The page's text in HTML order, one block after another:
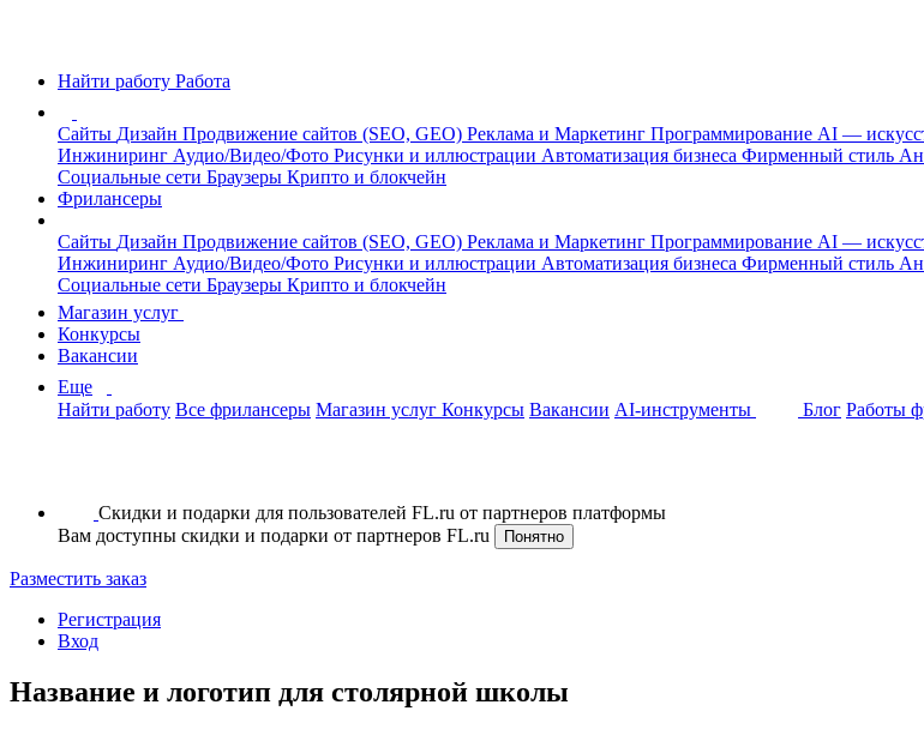
Найти работу Работа
Сайты Дизайн Продвижение сайтов (SEO, GEO) Реклама и Маркетинг Программирование AI —
Инжиниринг Аудио/Видео/Фото Рисунки и иллюстрации Автоматизация бизнеса Фирменный стиль
Социальные сети Браузеры Крипто и блокчейн
Фрилансеры
Сайты Дизайн Продвижение сайтов (SEO, GEO) Реклама и Маркетинг Программирование AI —
Инжиниринг Аудио/Видео/Фото Рисунки и иллюстрации Автоматизация бизнеса Фирменный стиль
Социальные сети Браузеры Крипто и блокчейн
Магазин услуг
Конкурсы
Вакансии
Еще
Найти работу Все фрилансеры Магазин услуг Конкурсы Вакансии AI-инструменты Блог Работы
Скидки и подарки для пользователей FL.ru от партнеров платформы
Вам доступны скидки и подарки от партнеров FL.ru
Понятно
Разместить заказ
Регистрация
Вход
Название и логотип для столярной школы